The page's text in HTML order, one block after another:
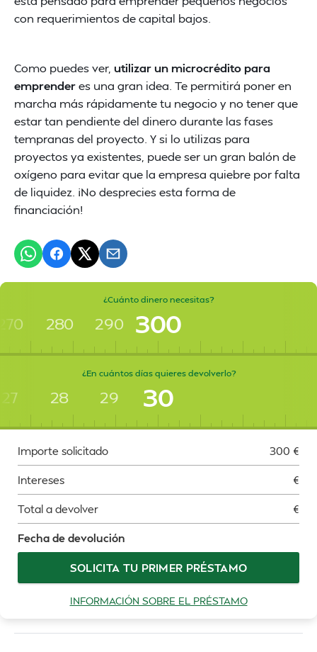
con requerimientos de capital bajos.
Como puedes ver, utilizar un microcrédito para
emprenderes una gran idea. Te permitirá poner en
marcha más rápidamente tu negocio y no tener que
estar tan pendiente del dinero durante las fases
tempranas del proyecto. Y si lo utilizas para
proyectos ya existentes, puede ser un gran balón de
oxígeno para evitar que la empresa quiebre por falta
de liquidez. ¡No desprecies esta forma de
financiación!
¿Cuánto dinero necesitas?
280 290 300
¿En cuántos días quieres devolverlo?
27 28 29 30
Importe solicitado 300 €
Intereses €
Total a devolver €
Fecha de devolución
SOLICITA TU PRIMER PRÉSTAMO
INFORMACIÓN SOBRE EL PRÉSTAMO